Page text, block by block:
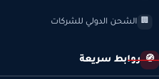
🏢 الشحن الدولي للشركات
🧭 روابط سريعة